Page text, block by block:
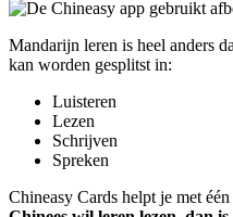
Mandarijn leren is heel anders
kan worden gesplitst in:
Luisteren
Lezen
Schrijven
Spreken
Chineasy Cards helpt je met